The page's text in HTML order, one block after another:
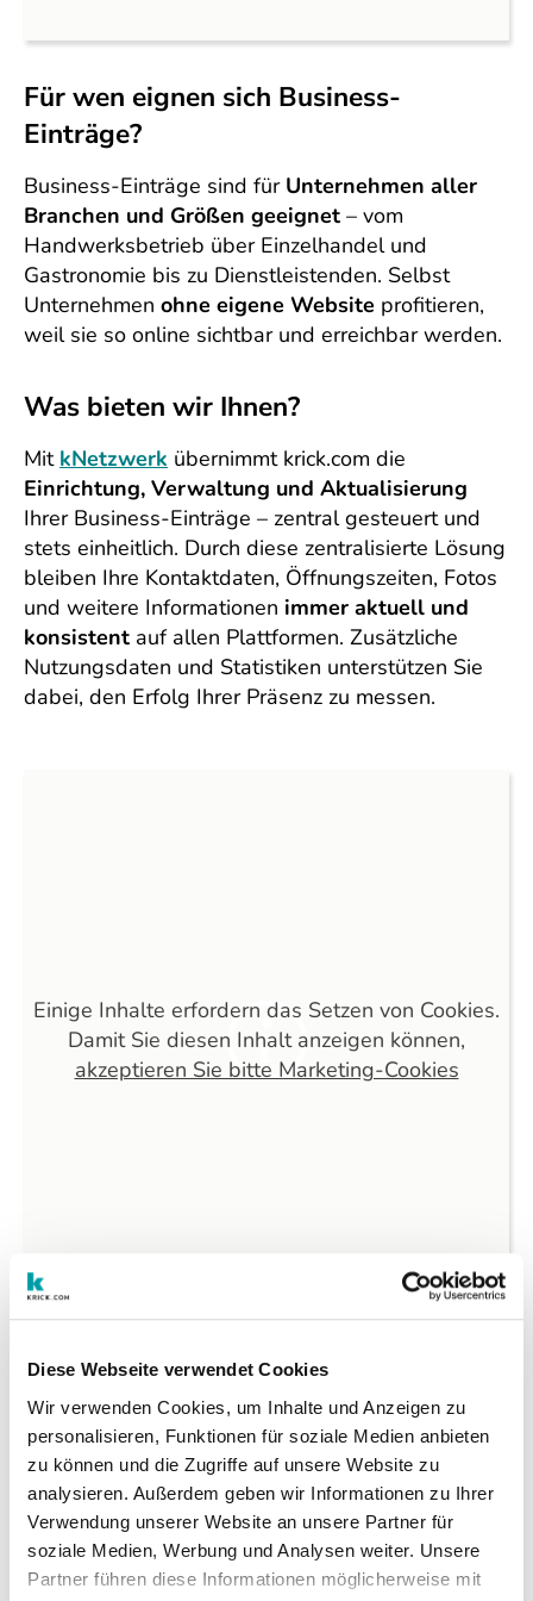
Diese Webseite verwendet Cookies
Wir verwenden Cookies, um Inhalte und Anzeigen zu
personalisieren, Funktionen für soziale Medien anbieten
zu können und die Zugriffe auf unsere Website zu
analysieren. Außerdem geben wir Informationen zu Ihrer
Verwendung unserer Website an unsere Partner für
soziale Medien, Werbung und Analysen weiter. Unsere
Partner führen diese Informationen möglicherweise mit
Für wen eignen sich Business-
Einträge?
Business-Einträge sind für Unternehmen aller
Branchen und Größen geeignet – vom
Handwerksbetrieb über Einzelhandel und
Gastronomie bis zu Dienstleistenden. Selbst
Unternehmen ohne eigene Website profitieren,
weil sie so online sichtbar und erreichbar werden.
Was bieten wir Ihnen?
Mit kNetzwerk übernimmt krick.com die
Einrichtung, Verwaltung und Aktualisierung
Ihrer Business-Einträge – zentral gesteuert und
stets einheitlich. Durch diese zentralisierte Lösung
bleiben Ihre Kontaktdaten, Öffnungszeiten, Fotos
und weitere Informationen immer aktuell und
konsistent auf allen Plattformen. Zusätzliche
Nutzungsdaten und Statistiken unterstützen Sie
dabei, den Erfolg Ihrer Präsenz zu messen.
Einige Inhalte erfordern das Setzen von Cookies.
Damit Sie diesen Inhalt anzeigen können,
akzeptieren Sie bitte Marketing-Cookies
Unser Angebot im Überblick
kNetzwerk bündelt alle zentralen Maßnahmen für
eine konsistente und starke Online-Präsenz – von
der Basis bis zu optionalen Erweiterungen:
Basis-Leistungen
Zentrale Datenverwaltung: Einheitliche